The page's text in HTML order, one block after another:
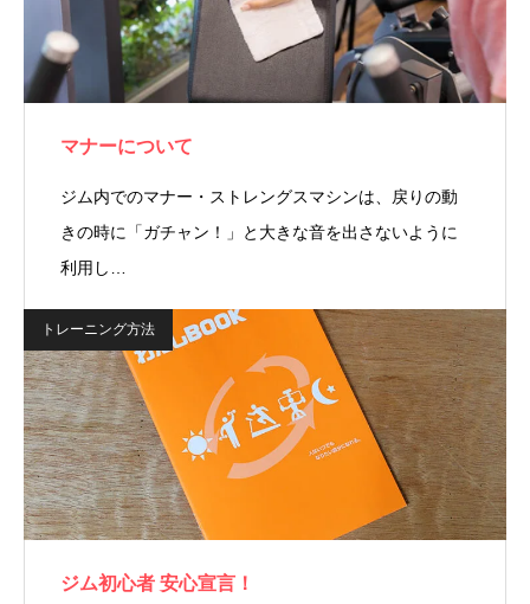
マナーについて
ジム内でのマナー・ストレングスマシンは、戻りの動
きの時に「ガチャン！」と大きな音を出さないように
利用し…
トレーニング方法
ジム初心者 安心宣言！